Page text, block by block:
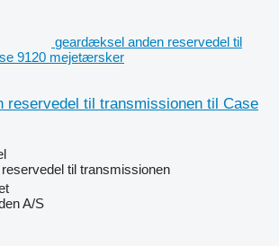
geardæksel anden reservedel til
9120 mejetærsker
reservedel til transmissionen til Case
til transmissionen
A/S